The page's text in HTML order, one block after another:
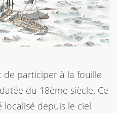
de participer à la fouille
du 18ème siècle. Ce
depuis le ciel